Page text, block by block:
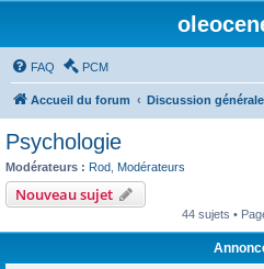
FAQ PCM
Accueil du forum Discussion générale
Psychologie
Modérateurs : Rod Modérateurs
Nouveau sujet
44 sujets •